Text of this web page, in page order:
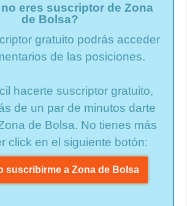
eres suscriptor de Zona
de Bolsa?
gratuito podrás acceder
de las posiciones.
hacerte suscriptor gratuito,
de un par de minutos darte
de Bolsa. No tienes más
click en el siguiente botón:
suscribirme a Zona de Bolsa